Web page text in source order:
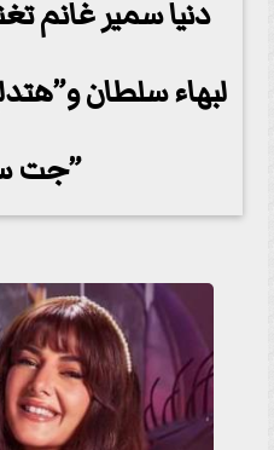
دنيا سمير غانم
لبهاء سلطان
”جت